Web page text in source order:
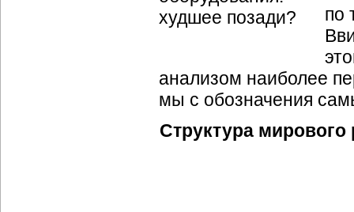
по
анализом наиболее
мы с обозначения
Структура